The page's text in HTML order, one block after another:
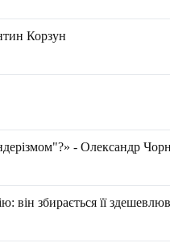
Корзун
- Олександр
він збирається її